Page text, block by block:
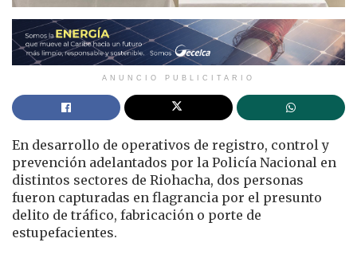
ANUNCIO PUBLICITARIO
En desarrollo de operativos de registro, control y
prevención adelantados por la Policía Nacional en
distintos sectores de Riohacha, dos personas
fueron capturadas en flagrancia por el presunto
delito de tráfico, fabricación o porte de
estupefacientes.